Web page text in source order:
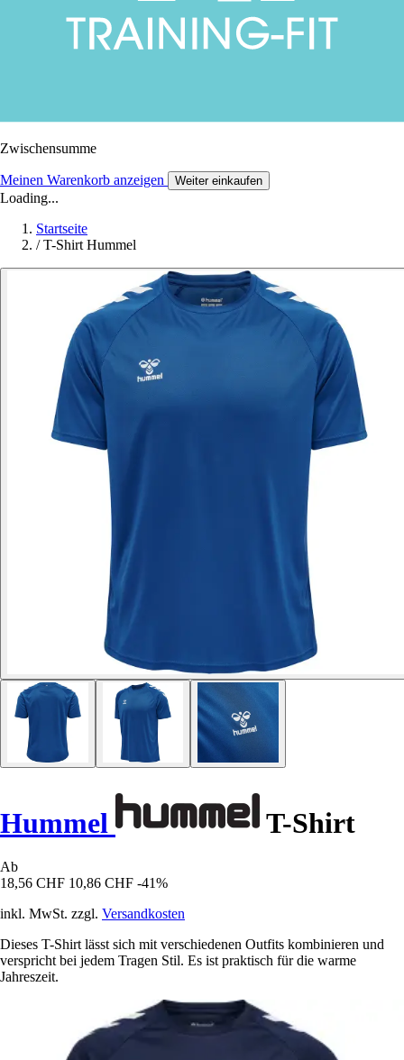
Zwischensumme
Meinen Warenkorb anzeigen Weiter einkaufen
Loading...
Startseite
/ T-Shirt Hummel
Hummel T-Shirt
Ab
18,56 CHF 10,86 CHF -41%
inkl. MwSt. zzgl. Versandkosten
Dieses T-Shirt lässt sich mit verschiedenen Outfits kombinieren und
verspricht bei jedem Tragen Stil. Es ist praktisch für die warme
Jahreszeit.